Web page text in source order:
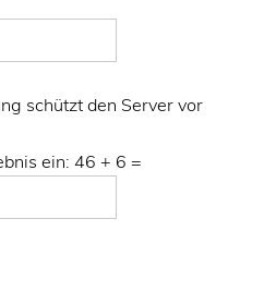
schützt den Server vor
ein: 46 + 6 =